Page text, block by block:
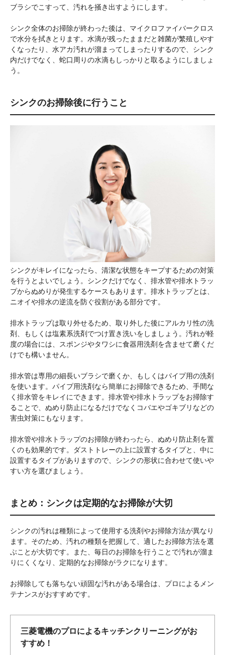
ブラシでこすって、汚れを掻き出すようにします。
シンク全体のお掃除が終わった後は、マイクロファイバークロス
で水分を拭きとります。水滴が残ったままだと雑菌が繁殖しやす
くなったり、水アカ汚れが溜まってしまったりするので、シンク
内だけでなく、蛇口周りの水滴もしっかりと取るようにしましょ
う。
シンクのお掃除後に行うこと
シンクがキレイになったら、清潔な状態をキープするための対策
を行うとよいでしょう。シンクだけでなく、排水管や排水トラッ
プからぬめりが発生するケースもあります。排水トラップとは、
ニオイや排水の逆流を防ぐ役割がある部分です。
排水トラップは取り外せるため、取り外した後にアルカリ性の洗
剤、もしくは塩素系洗剤でつけ置き洗いをしましょう。汚れが軽
度の場合には、スポンジやタワシに食器用洗剤を含ませて磨くだ
けでも構いません。
排水管は専用の細長いブラシで磨くか、もしくはパイプ用の洗剤
を使います。パイプ用洗剤なら簡単にお掃除できるため、手間な
く排水管をキレイにできます。排水管や排水トラップをお掃除す
ることで、ぬめり防止になるだけでなくコバエやゴキブリなどの
害虫対策にもなります。
排水管や排水トラップのお掃除が終わったら、ぬめり防止剤を置
くのも効果的です。ダストトレーの上に設置するタイプと、中に
設置するタイプがありますので、シンクの形状に合わせて使いや
すい方を選びましょう。
まとめ：シンクは定期的なお掃除が大切
シンクの汚れは種類によって使用する洗剤やお掃除方法が異なり
ます。そのため、汚れの種類を把握して、適したお掃除方法を選
ぶことが大切です。また、毎日のお掃除を行うことで汚れが溜ま
りにくくなり、定期的なお掃除がラクになります。
お掃除しても落ちない頑固な汚れがある場合は、プロによるメン
テナンスがおすすめです。
三菱電機のプロによるキッチンクリーニングがお
すすめ！